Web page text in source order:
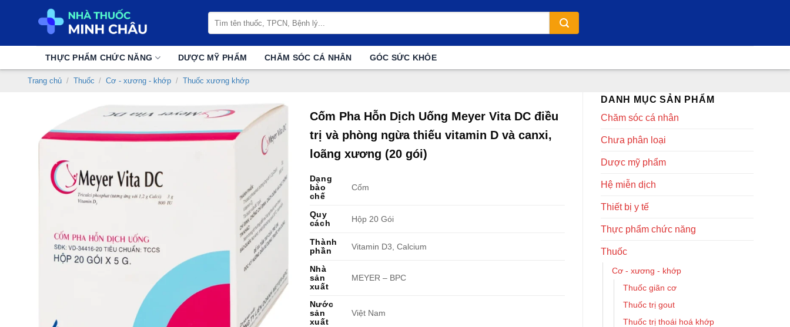
kiếm:
THỰC PHẨM CHỨC NĂNG DƯỢC MỸ PHẨM CHĂM SÓC CÁ NHÂN GÓC SỨC KHỎE
Trang chủ / Thuốc / Cơ - xương - khớp / Thuốc xương khớp
DANH MỤC SẢN PHẨM
Chăm sóc cá nhân
Chưa phân loại
Dược mỹ phẩm
Hệ miễn dịch
Thiết bị y tế
Thực phẩm chức năng
Thuốc
Cơ - xương - khớp
Thuốc giãn cơ
Thuốc trị gout
Thuốc trị thoái hoá khớp
Cốm Pha Hỗn Dịch Uống Meyer Vita DC điều
trị và phòng ngừa thiếu vitamin D và canxi,
loãng xương (20 gói)
Dạng
bào
chế
Cốm
Quy
cách
Hộp 20 Gói
Thành
phần
Vitamin D3, Calcium
Nhà
sản
xuất
MEYER – BPC
Nước
sản
xuất
Việt Nam